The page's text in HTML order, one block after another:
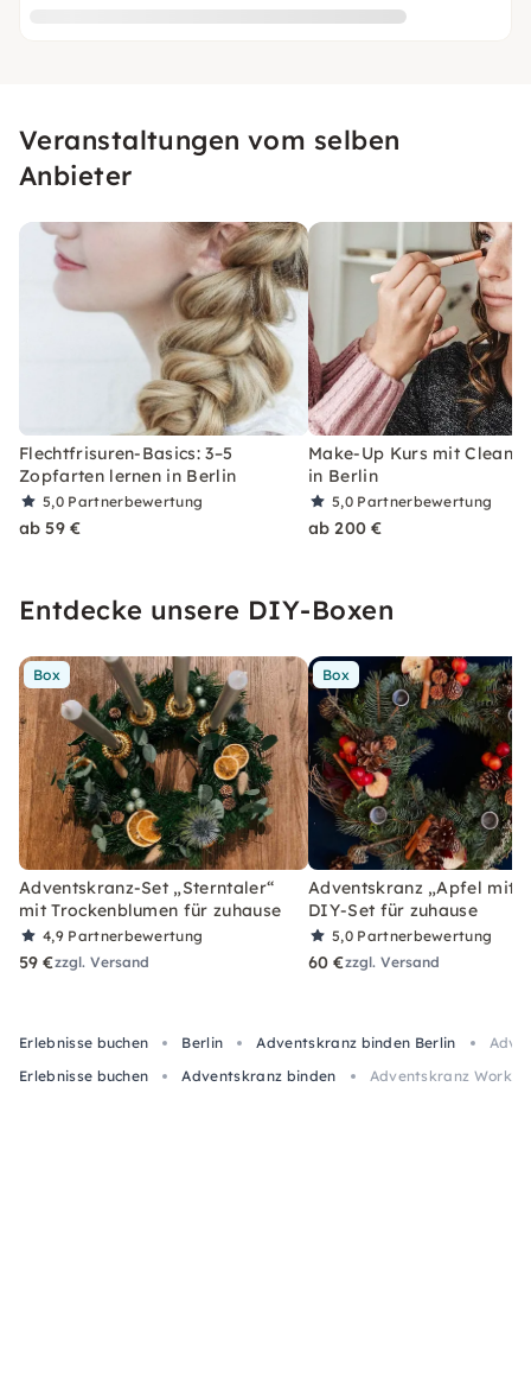
Veranstaltungen vom selben
Anbieter
Flechtfrisuren-Basics: 3–5
Zopfarten lernen in Berlin
5,0 Partnerbewertung
ab 59 €
Make-Up Kurs mit Clean
in Berlin
5,0 Partnerbewertung
ab 200 €
Entdecke unsere DIY-Boxen
Box
Adventskranz-Set „Sterntaler“
mit Trockenblumen für zuhause
4,9 Partnerbewertung
59 €zzgl. Versand
Box
Adventskranz „Apfel mit
DIY-Set für zuhause
5,0 Partnerbewertung
60 €zzgl. Versand
Erlebnisse buchen Berlin Adventskranz binden Berlin
Erlebnisse buchen
Adventskranz binden Adventskranz